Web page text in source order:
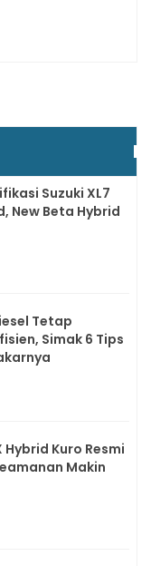
Suzuki XL7
New Beta Hybrid
Tetap
Simak 6 Tips
Hybrid Kuro Resmi
Makin